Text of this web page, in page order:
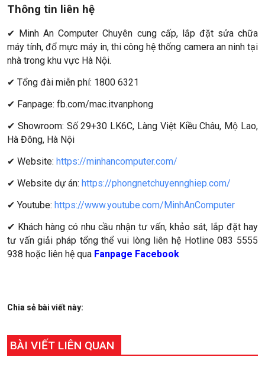
Thông tin liên hệ
✔ Minh An Computer Chuyên cung cấp, lắp đặt sửa chữa
máy tính, đổ mực máy in, thi công hệ thống camera an ninh tại
nhà trong khu vực Hà Nội.
✔ Tổng đài miễn phí: 1800 6321
✔ Fanpage: fb.com/mac.itvanphong
✔ Showroom: Số 29+30 LK6C, Làng Việt Kiều Châu, Mộ Lao,
Hà Đông, Hà Nội
✔ Website: https://minhancomputer.com/
✔ Website dự án: https://phongnetchuyennghiep.com/
✔ Youtube: https://www.youtube.com/MinhAnComputer
✔ Khách hàng có nhu cầu nhận tư vấn, khảo sát, lắp đặt hay
tư vấn giải pháp tổng thể vui lòng liên hệ Hotline 083 5555
938 hoặc liên hệ qua Fanpage Facebook
Chia sẻ bài viết này:
BÀI VIẾT LIÊN QUAN